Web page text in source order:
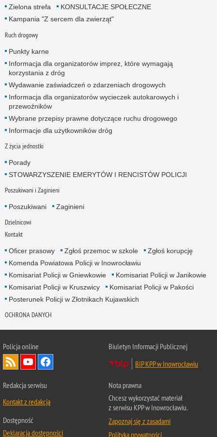
Zielona strefa
KONSULTACJE SPOŁECZNE
Kampania "Z sercem dla zwierząt"
Ruch drogowy
Punkty karne
Informacja dla organizatorów imprez, które wymagają
korzystania z dróg
Wydawanie zaświadczeń o zdarzeniach drogowych
Informacja dla organizatorów wycieczek autokarowych i
przewoźników
Wybrane przepisy prawne dotyczące ruchu drogowego
Informacje dla użytkowników dróg
Z życia jednostki
Porady
STOWARZYSZENIE EMERYTÓW I RENCISTÓW POLICJI
Poszukiwani i Zaginieni
Poszukiwani Zaginieni
Dzielnicowi
Kontakt
Oficer prasowy Zgłoś przemoc w szkole
Zgłoś korupcję
Komenda Powiatowa Policji w Inowrocławiu
Komisariat Policji w Gniewkowie
Komisariat Policji w Janikowie
Komisariat Policji w Kruszwicy
Komisariat Policji w Pakości
Posterunek Policji w Złotnikach Kujawskich
OCHRONA DANYCH
Policja online
Biuletyn Informacji Publicznej
BIP KPP w Inowrocławiu
Redakcja serwisu
Kontakt z redakcją
Dostępność
Deklaracja dostępności
Nota prawna
Chcesz wykorzystać materiał
z serwisu KPP w Inowrocławiu.
Zapoznaj się z zasadami
Polityka prywatności